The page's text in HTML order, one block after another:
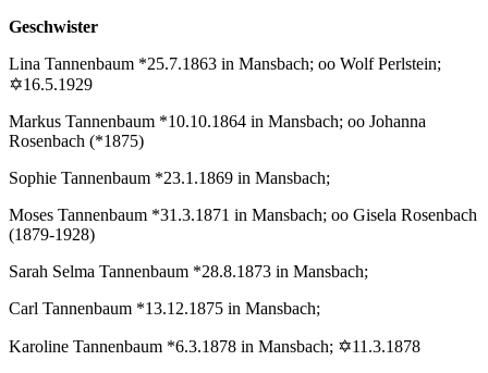
Geschwister
Lina Tannenbaum *25.7.1863 in Mansbach; oo Wolf Perlstein;
✡16.5.1929
Markus Tannenbaum *10.10.1864 in Mansbach; oo Johanna
Rosenbach (*1875)
Sophie Tannenbaum *23.1.1869 in Mansbach;
Moses Tannenbaum *31.3.1871 in Mansbach; oo Gisela Rosenbach
(1879-1928)
Sarah Selma Tannenbaum *28.8.1873 in Mansbach;
Carl Tannenbaum *13.12.1875 in Mansbach;
Karoline Tannenbaum *6.3.1878 in Mansbach; ✡11.3.1878